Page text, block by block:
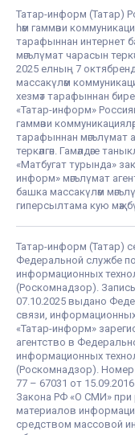
Татар-информ (Татар)
һәм гаммәви
тарафыннан интернет
мәгълүмат чарасын
2025 елның 7 октябрендә
массакүләм
хезмәт тарафыннан
«Татар-информ»
гаммәви
тарафыннан мәгълүмат
теркәлгән. Гамәлдәге
«Матбугат турында»
информ» мәгълүмат
башка массакүләм
гиперсылтама кую
Татар-информ (Татар)
Федеральной службе
информационных
(Роскомнадзор).
07.10.2025 выдано
связи,
«Татар-информ»
агентство в
информационных
(Роскомнадзор).
77 – 67031 от
Закона РФ «О СМИ» при
материалов
средством массовой